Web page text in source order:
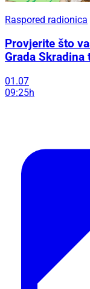
Raspored radionica
Provjerite što
Grada Skradina
01.07
09:25h